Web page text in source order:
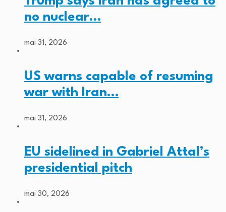
no nuclear…
mai 31, 2026
US warns capable of resuming
war with Iran…
mai 31, 2026
EU sidelined in Gabriel Attal’s
presidential pitch
mai 30, 2026